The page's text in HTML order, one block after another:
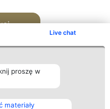
Live chat
proszę w
materiały
Kontakt
Kontakt